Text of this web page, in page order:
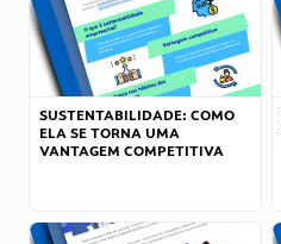
SUSTENTABILIDADE: COMO
ELA SE TORNA UMA
VANTAGEM COMPETITIVA